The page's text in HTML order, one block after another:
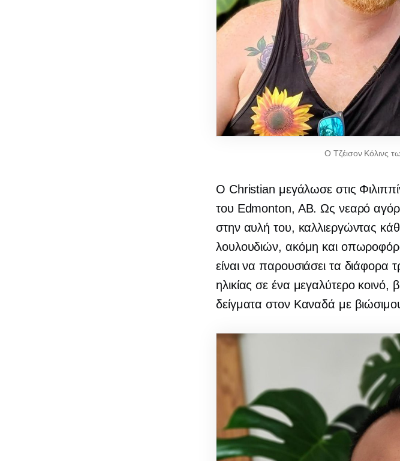
Ο Τζέισον Κόλινς
Ο Christian μεγάλωσε στις
του Edmonton, AB. Ως νεαρό
στην αυλή του, καλλιεργώντας
λουλουδιών, ακόμη και
είναι να παρουσιάσει τα διάφορα
ηλικίας σε ένα μεγαλύτερο
δείγματα στον Καναδά με